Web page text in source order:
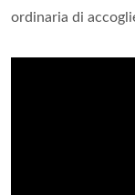
ordinaria di